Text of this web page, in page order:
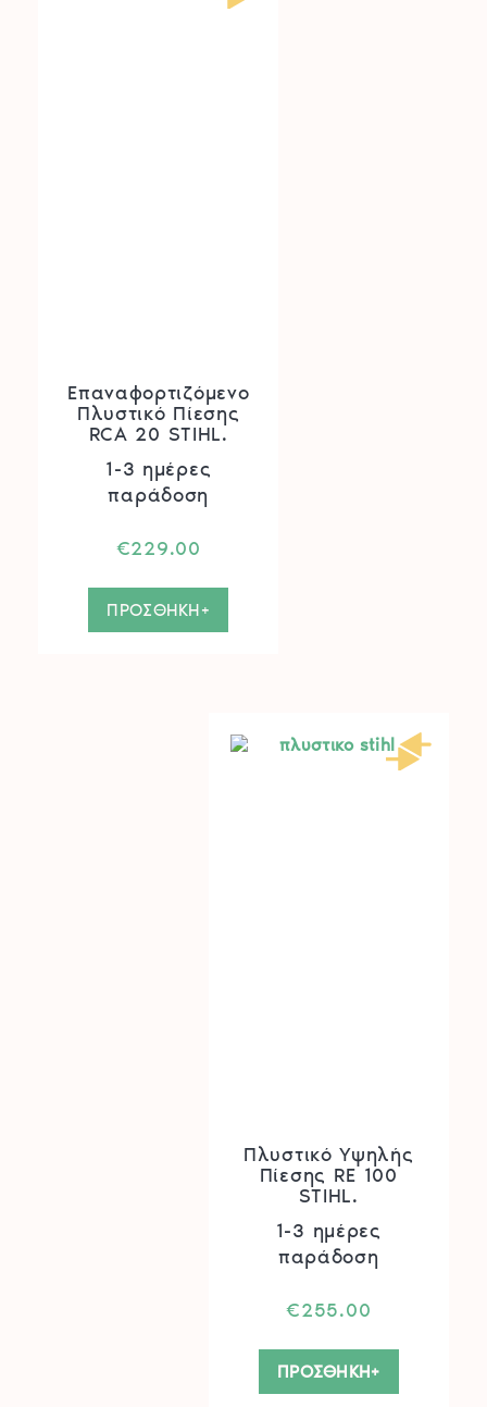
Επαναφορτιζόμενο
Πλυστικό Πίεσης
RCA 20 STIHL.
1-3 ημέρες
παράδοση
€229.00
ΠΡΟΣΘΗΚΗ+
Πλυστικό Υψηλής
Πίεσης RE 100
STIHL.
1-3 ημέρες
παράδοση
€255.00
ΠΡΟΣΘΗΚΗ+